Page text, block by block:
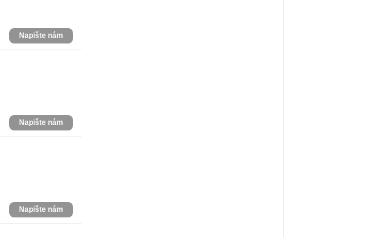
Napište nám
Napište nám
Napište nám